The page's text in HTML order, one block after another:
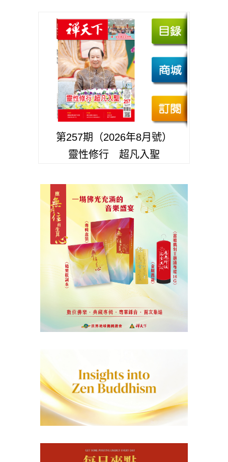
第257期（2026年8月號）
靈性修行 超凡入聖